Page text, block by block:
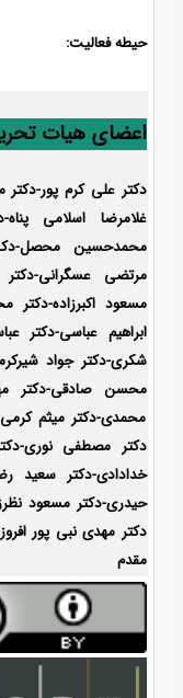
حیطه فعالیت:
اعضای هیات
دکتر علی کرم پور-
غلامرضا اسلامی
محمدحسین محصل-
مرتضی عسگرانی-
مسعود اکبرزاده-دکتر
ابراهیم عباسی-دکتر
شکری-دکتر جواد
محسن صادقی-دکتر
محمدی-دکتر میثم کرمی
دکتر مصطفی نوری-
خدادادی-دکتر سعید
حیدری-دکتر مسعود
دکتر مهدی نبی پور
مقدم